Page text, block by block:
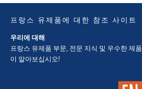
프랑스 유제품에 대한 참조 사이트
우리에 대해
프랑스 유제품 부문, 전문 지식 및 우수한 제
이 알아보십시오!